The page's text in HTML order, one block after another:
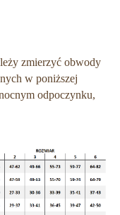
zmierzyć obwody
w poniższej
odpoczynku,